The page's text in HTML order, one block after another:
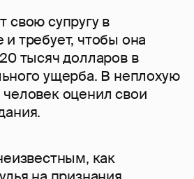
свою супругу в
требует, чтобы она
тысяч долларов в
ущерба. В неплохую
оценил свои
как